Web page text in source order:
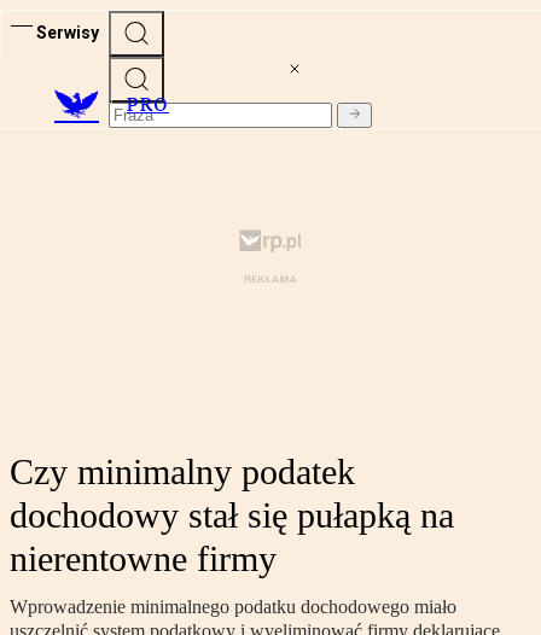
Serwisy
PRO
Czy minimalny podatek
dochodowy stał się pułapką na
nierentowne firmy
Wprowadzenie minimalnego podatku dochodowego miało
uszczelnić system podatkowy i wyeliminować firmy deklarujące